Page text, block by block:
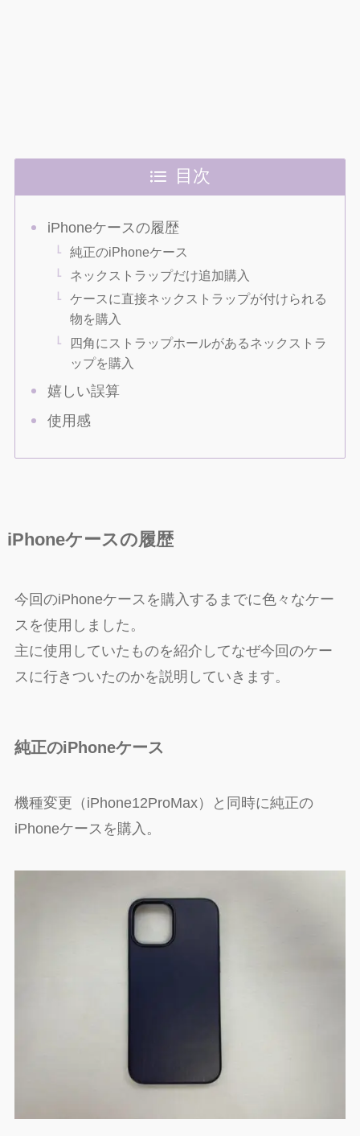
目次
iPhoneケースの履歴
純正のiPhoneケース
ネックストラップだけ追加購入
ケースに直接ネックストラップが付けられる
物を購入
四角にストラップホールがあるネックストラ
ップを購入
嬉しい誤算
使用感
iPhoneケースの履歴
今回のiPhoneケースを購入するまでに色々なケー
スを使用しました。
主に使用していたものを紹介してなぜ今回のケー
スに行きついたのかを説明していきます。
純正のiPhoneケース
機種変更（iPhone12ProMax）と同時に純正の
iPhoneケースを購入。